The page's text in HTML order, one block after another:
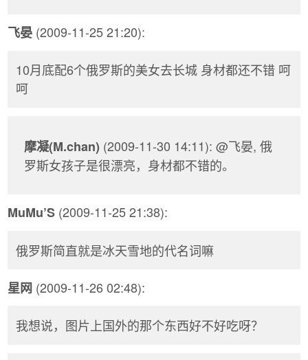
飞晏 (2009-11-25 21:20):
10月底配6个俄罗斯的美女去长城 身材都还不错 呵
呵
摩凝(M.chan) (2009-11-30 14:11): @飞晏, 俄
罗斯女孩子是很漂亮，身材都不错的。
MuMu’S (2009-11-25 21:38):
俄罗斯简直就是冰天雪地的代名词嘛
星网 (2009-11-26 02:48):
我想说，图片上国外的那个东西好不好吃呀？